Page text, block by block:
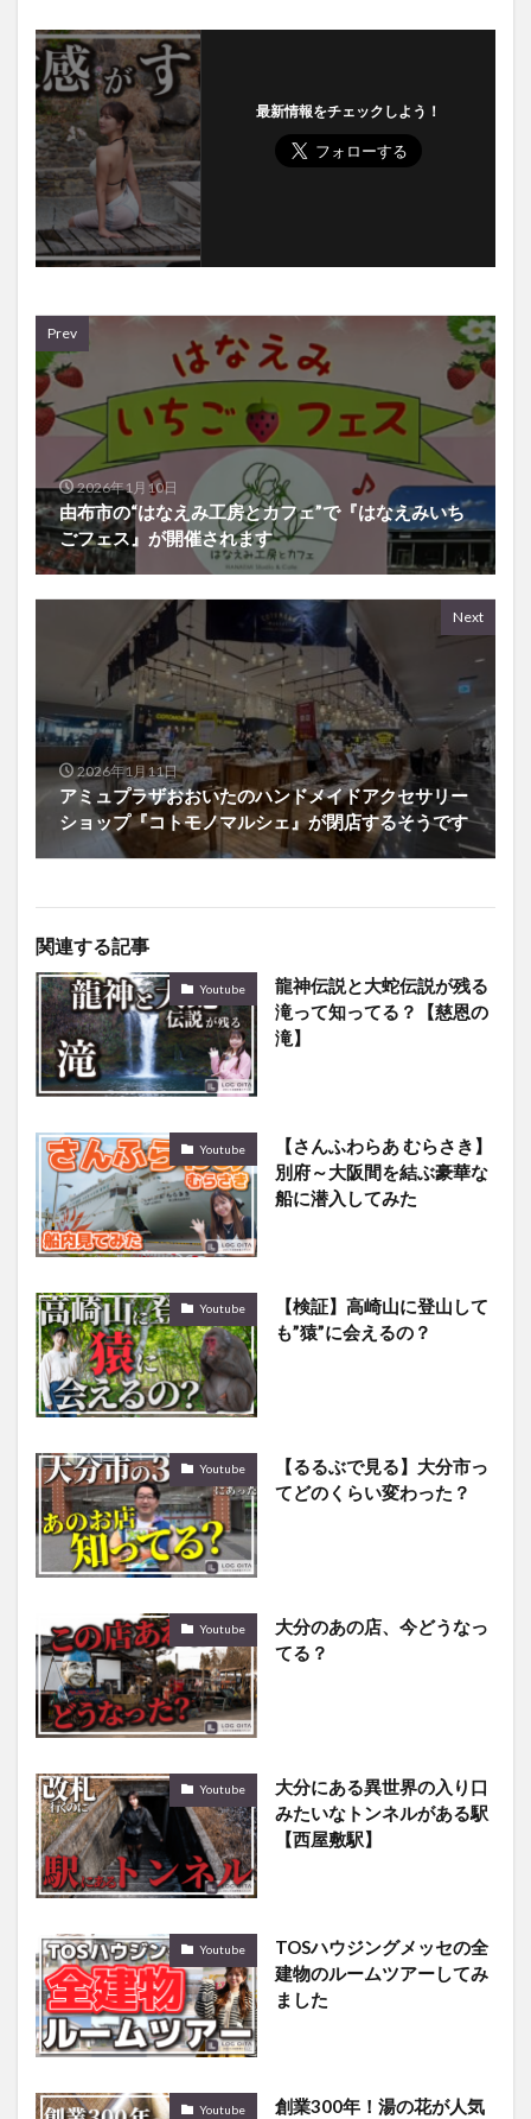
最新情報をチェックしよう！
Prev
2026年1月10日
由布市の“はなえみ工房とカフェ”で『はなえみいち
ごフェス』が開催されます
Next
2026年1月11日
アミュプラザおおいたのハンドメイドアクセサリー
ショップ『コトモノマルシェ』が閉店するそうです
関連する記事
Youtube
龍神伝説と大蛇伝説が残る
滝って知ってる？【慈恩の
滝】
Youtube
【さんふわらあ むらさき】
別府～大阪間を結ぶ豪華な
船に潜入してみた
Youtube
【検証】高崎山に登山して
も”猿”に会えるの？
Youtube
【るるぶで見る】大分市っ
てどのくらい変わった？
Youtube
大分のあの店、今どうなっ
てる？
Youtube
大分にある異世界の入り口
みたいなトンネルがある駅
【西屋敷駅】
Youtube
TOSハウジングメッセの全
建物のルームツアーしてみ
ました
Youtube
創業300年！湯の花が人気